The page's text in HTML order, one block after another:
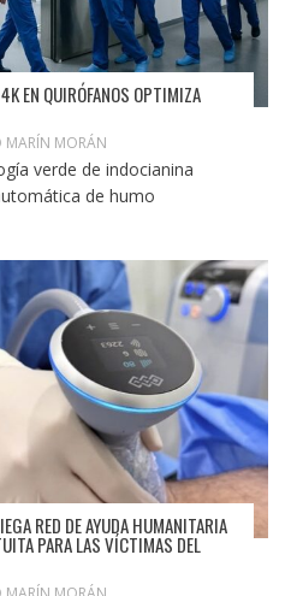
EN QUIRÓFANOS OPTIMIZA
MARÍN MORÁN
verde de indocianina
de humo
RED DE AYUDA HUMANITARIA
PARA LAS VÍCTIMAS DEL